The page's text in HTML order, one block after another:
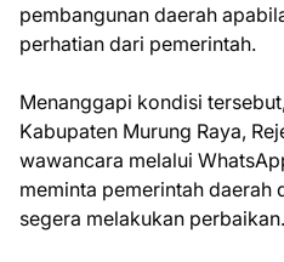
pembangunan daerah
perhatian dari pemerintah.
Menanggapi kondisi
Kabupaten Murung Raya,
wawancara melalui
meminta pemerintah daerah
segera melakukan perbaikan.